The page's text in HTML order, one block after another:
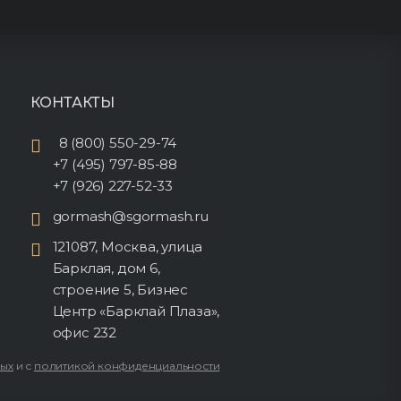
КОНТАКТЫ
8 (800) 550-29-74
+7 (495) 797-85-88
+7 (926) 227-52-33
gormash@sgormash.ru
121087, Москва, улица
Барклая, дом 6,
строение 5, Бизнес
Центр «Барклай Плаза»,
офис 232
и с политикой конфиденциальности